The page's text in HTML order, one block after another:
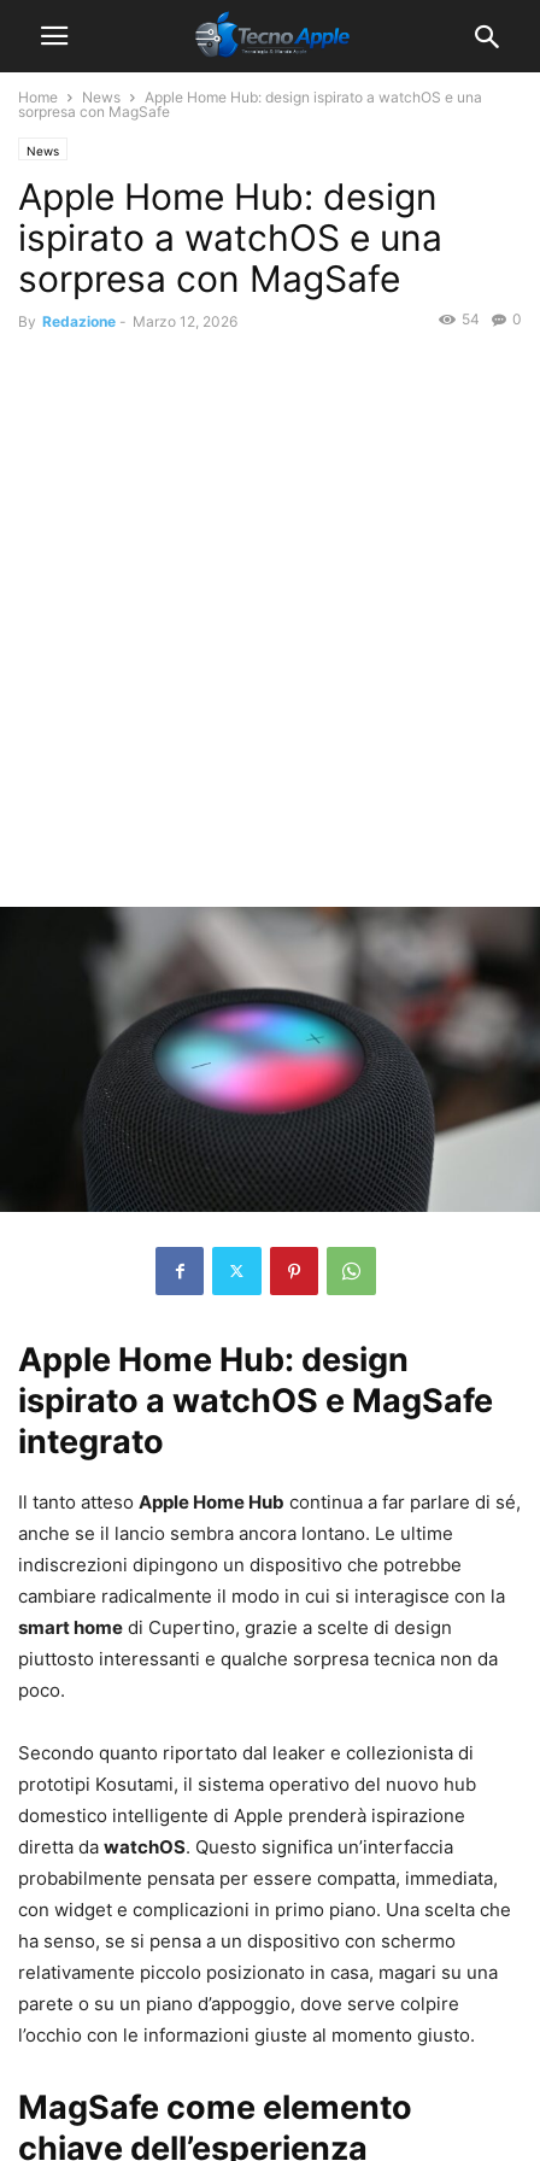
Home News
Apple Home Hub: design ispirato a watchOS e una
sorpresa con MagSafe
News
Apple Home Hub: design
ispirato a watchOS e una
sorpresa con MagSafe
By Redazione - Marzo 12, 2026 0
54
Apple Home Hub: design
ispirato a watchOS e MagSafe
integrato
Il tanto atteso Apple Home Hub continua a far parlare di sé,
anche se il lancio sembra ancora lontano. Le ultime
indiscrezioni dipingono un dispositivo che potrebbe
cambiare radicalmente il modo in cui si interagisce con la
smart home di Cupertino, grazie a scelte di design
piuttosto interessanti e qualche sorpresa tecnica non da
poco.
Secondo quanto riportato dal leaker e collezionista di
prototipi Kosutami, il sistema operativo del nuovo hub
domestico intelligente di Apple prenderà ispirazione
diretta da watchOS. Questo significa un’interfaccia
probabilmente pensata per essere compatta, immediata,
con widget e complicazioni in primo piano. Una scelta che
ha senso, se si pensa a un dispositivo con schermo
relativamente piccolo posizionato in casa, magari su una
parete o su un piano d’appoggio, dove serve colpire
l’occhio con le informazioni giuste al momento giusto.
MagSafe come elemento
chiave dell’esperienza